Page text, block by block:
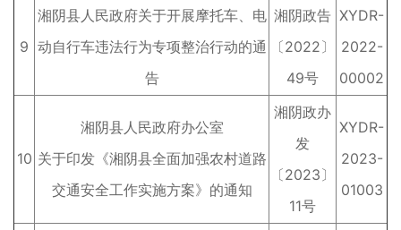
9
湘阴县人民政府关于开展摩托车、电
动自行车违法行为专项整治行动的通
告
湘阴政告
〔2022〕
49号
XYDR-
2022-
00002
10
湘阴县人民政府办公室
关于印发《湘阴县全面加强农村道路
交通安全工作实施方案》的通知
湘阴政办
发
〔2023〕
11号
XYDR-
2023-
01003